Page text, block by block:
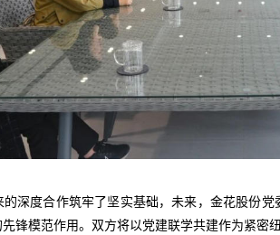
深度合作筑牢了坚实基础，未来，金花股份
锋模范作用。双方将以党建联学共建作为紧密